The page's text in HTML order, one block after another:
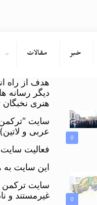
خبر مقالات
هدف از راه
دیگر رسانه
هنری
عربی و
فعالیت
این سایت
سایت ترکمن
غیرمستند و
0
0